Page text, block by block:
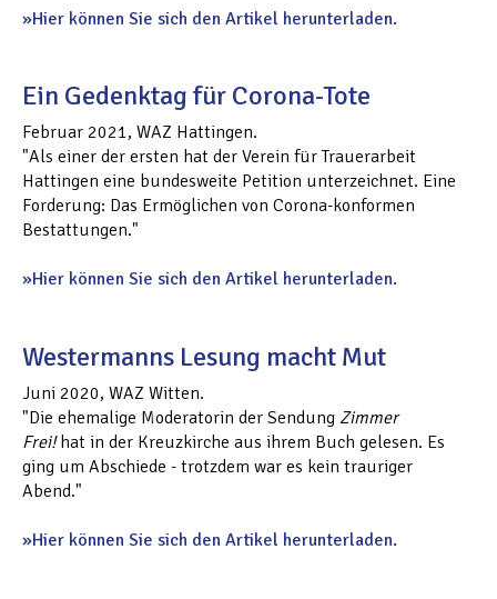
Hier können Sie sich den Artikel herunterladen.
Ein Gedenktag für Corona-Tote
Februar 2021, WAZ Hattingen.
"Als einer der ersten hat der Verein für Trauerarbeit
Hattingen eine bundesweite Petition unterzeichnet. Eine
Forderung: Das Ermöglichen von Corona-konformen
Bestattungen."
Hier können Sie sich den Artikel herunterladen.
Westermanns Lesung macht Mut
Juni 2020, WAZ Witten.
"Die ehemalige Moderatorin der Sendung Zimmer
Frei!hat in der Kreuzkirche aus ihrem Buch gelesen. Es
ging um Abschiede - trotzdem war es kein trauriger
Abend."
Hier können Sie sich den Artikel herunterladen.